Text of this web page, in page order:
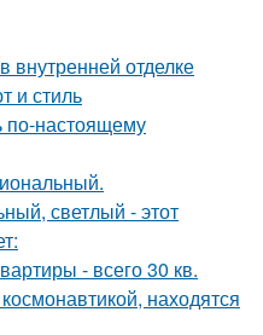
отделке
и стиль
по-настоящему
светлый - этот
- всего 30 кв.
находятся